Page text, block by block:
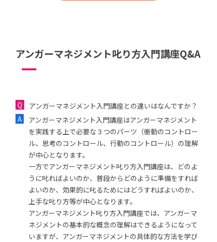
アンガーマネジメント叱り方入門講座Q&A
アンガーマネジメント入門講座との違いはなんですか？
アンガーマネジメント入門講座はアンガーマネジメント
を実践する上で必要な３つのパーツ（衝動のコントロー
ル、思考のコントロール、行動のコントロール）の理解
が中心となります。
一方でアンガーマネジメント叱り方入門講座は、どのよ
うに叱ればよいのか、普段からどのように準備をすれば
よいのか、効果的に叱るためにはどうすればよいのか、
上手な叱り方等が中心となります。
アンガーマネジメント叱り方入門講座では、アンガーマ
ネジメントの基本的な概念の理解はできるようになって
いますが、アンガーマネジメントの具体的な方法を学び